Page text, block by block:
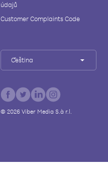
údajů
Customer Complaints Code
Čeština
© 2026Viber Media S.à r.l.